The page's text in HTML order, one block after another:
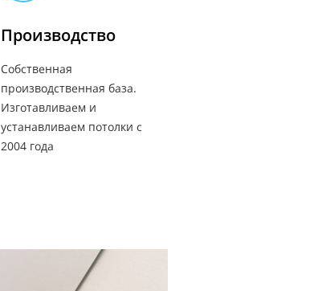
Производство
Собственная
производственная база.
Изготавливаем и
устанавливаем потолки с
2004 года